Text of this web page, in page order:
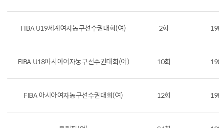
FIBA U19세계여자농구선수권대회(여) 2회
FIBA U18아시아여자농구선수권대회(여) 10회
FIBA 아시아여자농구선수권대회(여) 12회